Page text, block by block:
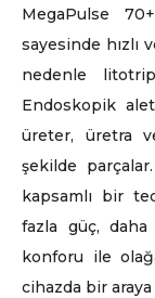
MegaPulse
sayesinde hızlı
nedenle
Endoskopik
üreter, üretra
şekilde
kapsamlı bir
fazla güç,
konforu ile
cihazda bir